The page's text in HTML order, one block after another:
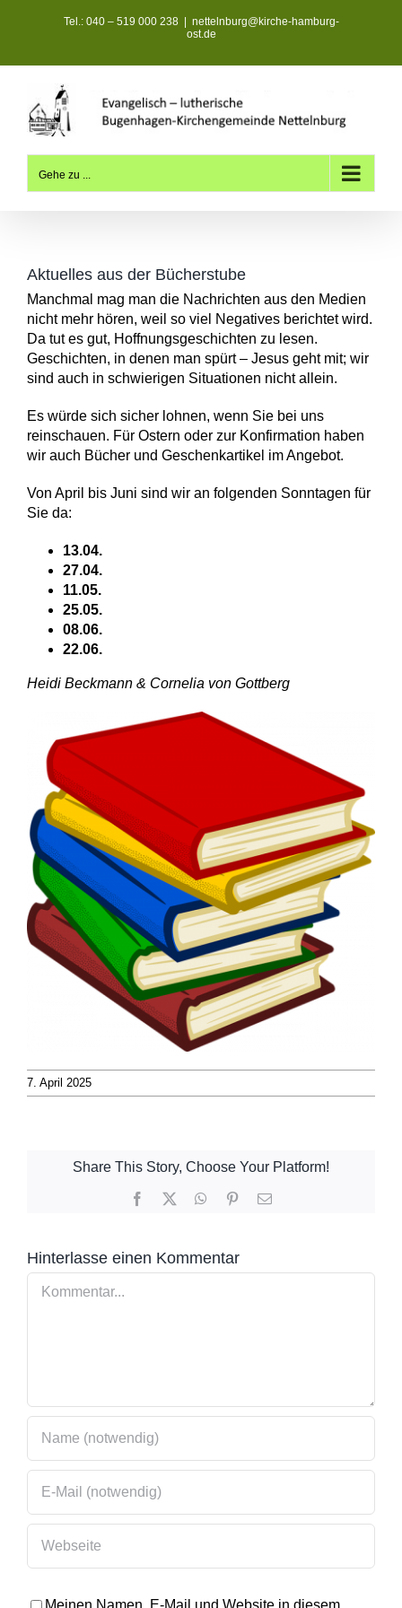
Tel.: 040 – 519 000 238
nettelnburg@kirche-hamburg-
ost.de
Gehe zu ...
Aktuelles aus der Bücherstube
Manchmal mag man die Nachrichten aus den Medien
nicht mehr hören, weil so viel Negatives berichtet wird.
Da tut es gut, Hoffnungsgeschichten zu lesen.
Geschich­ten, in denen man spürt – Jesus geht mit; wir
sind auch in schwierigen Situationen nicht allein.
Es würde sich sicher lohnen, wenn Sie bei uns
reinschauen. Für Ostern oder zur Konfirmation haben
wir auch Bücher und Geschenkartikel im Angebot.
Von April bis Juni sind wir an folgenden Sonntagen für
Sie da:
13.04.
27.04.
11.05.
25.05.
08.06.
22.06.
Heidi Beckmann & Cornelia von Gottberg
7. April 2025
Share This Story, Choose Your Platform!
Facebook WhatsApp
Pinterest
E-
Hinterlasse einen Kommentar
Meinen Namen, E-Mail und Website in diesem